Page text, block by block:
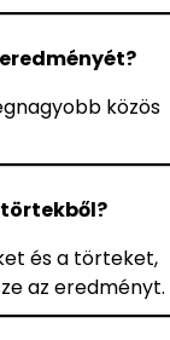
közös
és a törteket,
az eredményt.